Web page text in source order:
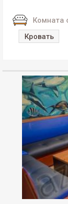
Комната
Кровать